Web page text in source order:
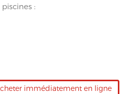
:
immédiatement en ligne